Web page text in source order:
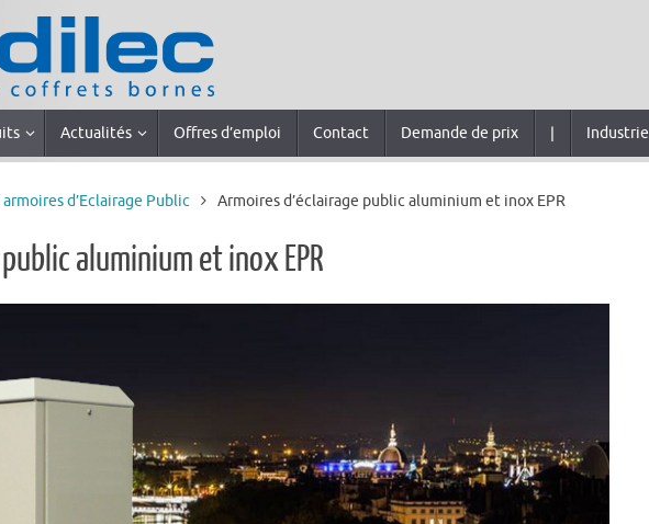
Actualités Offres d’emploi Contact Demande de prix | Industrie
d’Eclairage Public Armoires d’éclairage public aluminium et inox EPR
aluminium et inox EPR